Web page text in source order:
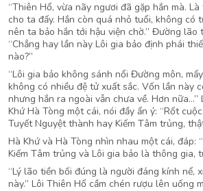
“Thiên Hổ, vừa nãy ngươi đã gặp hắn mà.
cho ta đấy. Hắn còn quá nhỏ tuổi, không có
nên ta bảo hắn tới hậu viện chờ.” Đường lão
“Chẳng hay lần này Lôi gia bảo định phái
nào?”
“Lôi gia bảo không sánh nổi Đường môn,
không có nhiều đệ tử xuất sắc. Vốn lần này
nhưng hắn ra ngoài vẫn chưa về. Hơn nữa…”
Khứ Hà Tòng một cái, nói đầy ẩn ý: “Rốt
Tuyết Nguyệt thành hay Kiếm Tâm trủng,
Hà Khứ và Hà Tòng nhìn nhau một cái, đáp:
Kiếm Tâm trủng và Lôi gia bảo là thông gia,
“Lý lão tiền bối đúng là người đáng kính nể,
này.” Lôi Thiên Hổ cầm chén rượu lên uống